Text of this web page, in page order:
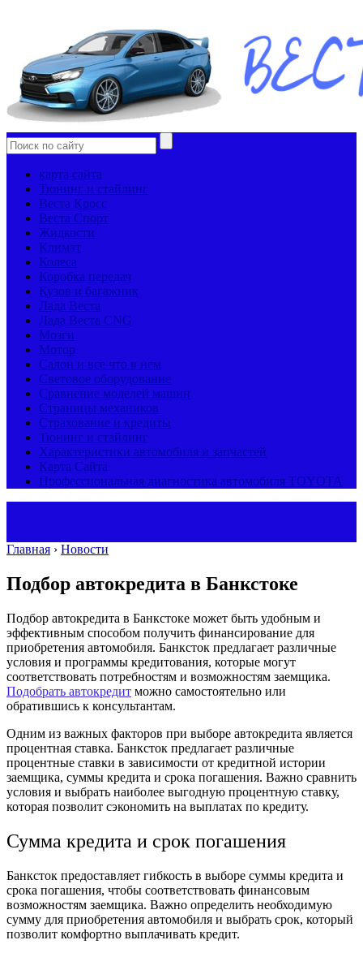
карта сайта
Тюнинг и стайлинг
Веста Кросс
Веста Спорт
Жидкости
Климат
Колеса
Коробка передач
Кузов и багажник
Лада Веста
Лада Веста CNG
Мозги
Мотор
Салон и все что в нем
Световое оборудование
Сравнение моделей машин
Страницы механиков
Страхование и кредиты
Тюнинг и стайлинг
Характеристики автомобиля и запчастей
Карта Сайта
Профессиональная диагностика автомобиля TOYOTA
Главная › Новости
Подбор автокредита в Банкстоке
Подбор автокредита в Банкстоке может быть удобным и
эффективным способом получить финансирование для
приобретения автомобиля. Банксток предлагает различные
условия и программы кредитования, которые могут
соответствовать потребностям и возможностям заемщика.
Подобрать автокредит можно самостоятельно или
обратившись к консультантам.
Одним из важных факторов при выборе автокредита является
процентная ставка. Банксток предлагает различные
процентные ставки в зависимости от кредитной истории
заемщика, суммы кредита и срока погашения. Важно сравнить
условия и выбрать наиболее выгодную процентную ставку,
которая позволит сэкономить на выплатах по кредиту.
Сумма кредита и срок погашения
Банксток предоставляет гибкость в выборе суммы кредита и
срока погашения, чтобы соответствовать финансовым
возможностям заемщика. Важно определить необходимую
сумму для приобретения автомобиля и выбрать срок, который
позволит комфортно выплачивать кредит.